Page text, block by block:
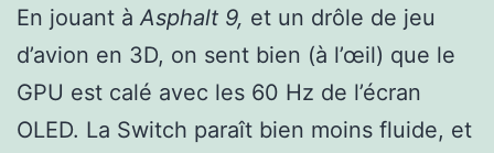
En jouant àAsphalt 9, et un drôle de jeu
d’avion en 3D, on sent bien (à l’œil) que le
GPU est calé avec les 60 Hz de l’écran
OLED. La Switch paraît bien moins fluide, et